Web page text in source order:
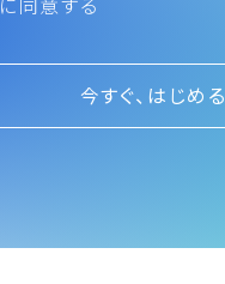
に同意する
今すぐ、はじめる